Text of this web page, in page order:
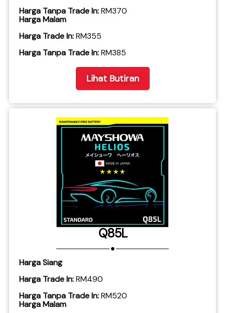
Harga Tanpa Trade In:RM370
Harga Malam
Harga Trade In:RM355
​Harga Tanpa Trade In:RM385
Lihat Butiran
Q85L
Harga Siang
Harga Trade In:RM490
Harga Tanpa Trade In:RM520
Harga Malam